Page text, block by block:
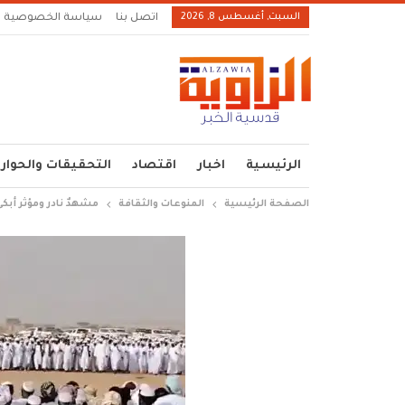
السبت, أغسطس 8, 2026 اتصل بنا سياسة الخصوصية
الرئيسية اخبار اقتصاد التحقيقات
الصفحة الرئيسية المنوعات والثقافة مشهدٌ نادر ومؤثر